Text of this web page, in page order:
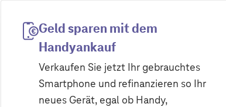
Geld sparen mit dem
Handyankauf
Verkaufen Sie jetzt Ihr gebrauchtes
Smartphone und refinanzieren so Ihr
neues Gerät, egal ob Handy,